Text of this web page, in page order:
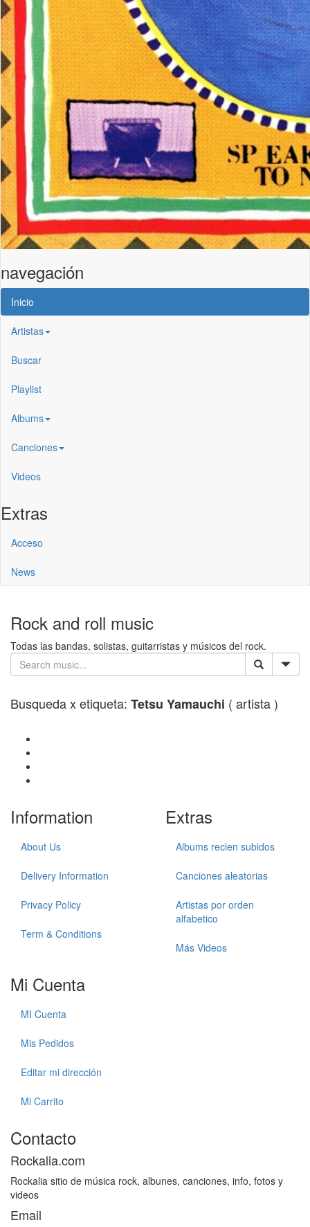
navegación
Inicio
Artistas
Buscar
Playlist
Albums
Canciones
Videos
Extras
Acceso
News
Rock and roll music
Todas las bandas, solistas, guitarristas y músicos del rock.
Busqueda x etiqueta: Tetsu Yamauchi ( artista )
Information
About Us
Delivery Information
Privacy Policy
Term & Conditions
Extras
Albums recien subidos
Canciones aleatorias
Artistas por orden
alfabetico
Más Videos
Mi Cuenta
MI Cuenta
Mis Pedidos
Editar mi dirección
Mi Carrito
Contacto
Rockalia.com
Rockalia sitio de música rock, albunes, canciones, info, fotos y
videos
Email